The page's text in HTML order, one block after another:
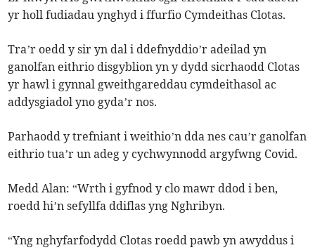
yr holl fudiadau ynghyd i ffurfio Cymdeithas Clotas.
Tra’r oedd y sir yn dal i ddefnyddio’r adeilad yn
ganolfan eithrio disgyblion yn y dydd sicrhaodd Clotas
yr hawl i gynnal gweithgareddau cymdeithasol ac
addysgiadol yno gyda’r nos.
Parhaodd y trefniant i weithio’n dda nes cau’r ganolfan
eithrio tua’r un adeg y cychwynnodd argyfwng Covid.
Medd Alan: “Wrth i gyfnod y clo mawr ddod i ben,
roedd hi’n sefyllfa ddiflas yng Nghribyn.
“Yng nghyfarfodydd Clotas roedd pawb yn awyddus i